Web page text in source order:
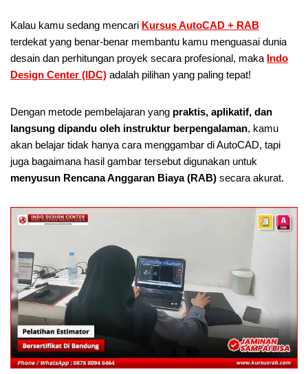
Kalau kamu sedang mencari Kursus AutoCAD + RAB
terdekat yang benar-benar membantu kamu menguasai dunia
desain dan perhitungan proyek secara profesional, maka Indo
Design Center (IDC) adalah pilihan yang paling tepat!
Dengan metode pembelajaran yang praktis, aplikatif, dan
langsung dipandu oleh instruktur berpengalaman, kamu
akan belajar tidak hanya cara menggambar di AutoCAD, tapi
juga bagaimana hasil gambar tersebut digunakan untuk
menyusun Rencana Anggaran Biaya (RAB) secara akurat.